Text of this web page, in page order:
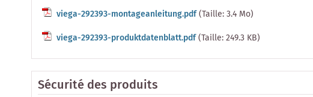
viega-292393-montageanleitung.pdf(Taille: 3.4 Mo)
viega-292393-produktdatenblatt.pdf(Taille: 249.3 KB)
Sécurité des produits